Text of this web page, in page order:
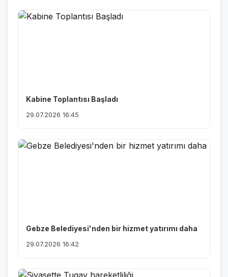
Kabine Toplantısı Başladı
29.07.2026 16:45
Gebze Belediyesi'nden bir hizmet yatırımı daha
29.07.2026 16:42